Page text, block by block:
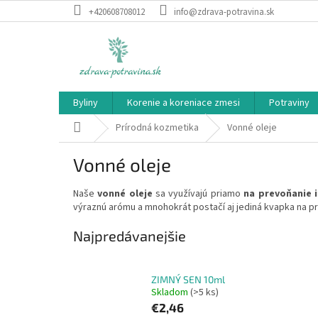
na
+420608708012 info@zdrava-potravina.sk
Byliny Korenie a koreniace zmesi Potraviny
DomovPrírodná kozmetika Vonné oleje
Vonné oleje
Naše vonné oleje sa využívajú priamo na prevoňanie
výraznú arómu a mnohokrát postačí aj jediná kvapka na
Najpredávanejšie
ZIMNÝ SEN 10ml
Skladom (>5 ks)
€2,46